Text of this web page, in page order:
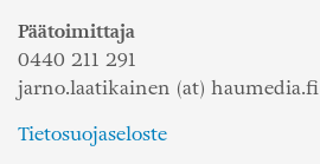
Päätoimittaja
0440 211 291
jarno.laatikainen (at) haumedia.fi
Tietosuojaseloste